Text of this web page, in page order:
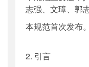
志强、文璋、郭志
本规范首次发布。
2. 引言